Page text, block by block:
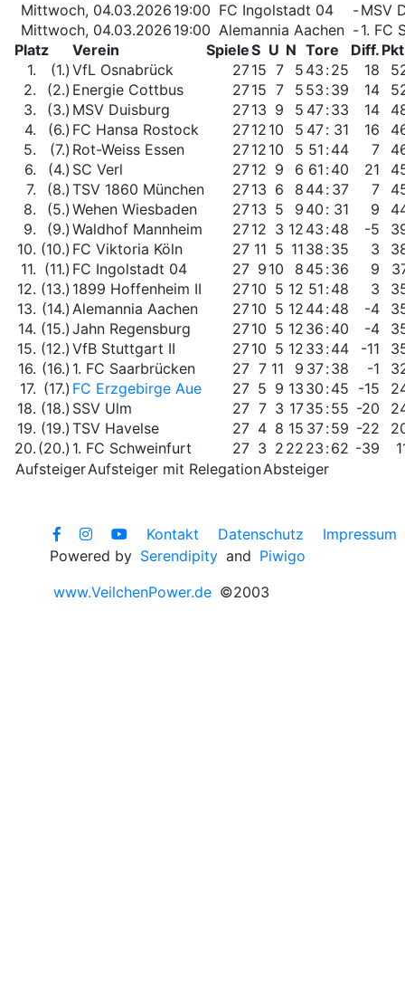
Mittwoch, 04.03.2026 19:00 FC Ingolstadt 04 -MSV
Mittwoch, 04.03.2026 19:00 Alemannia Aachen -1. FC
Platz
Verein SpieleS U N Tore Diff.
1.
(1.) VfL Osnabrück 2715 7 5 43 :25 18
2.
(2.) Energie Cottbus 2715 7 5 53 :39 14
3.
(3.) MSV Duisburg 2713 9 5 47:33 14
4.
(6.) FC Hansa Rostock 2712 10 5 47: 31 16
5.
(7.) Rot-Weiss Essen 2712 10 5 51 :44 7
6.
(4.) SC Verl 2712 9 6 61 :40 21
7.
(8.) TSV 1860 München 2713 6 8 44: 37 7
8.
(5.) Wehen Wiesbaden 2713 5 9 40 : 31 9
9.
(9.) Waldhof Mannheim 2712 3 12 43 :48 -5
10. (10.) FC Viktoria Köln 27 11 5 11 38 :35 3
11. (11.) FC Ingolstadt 04 27 9 10 8 45 :36 9
12. (13.) 1899 Hoffenheim II 2710 5 12 51 :48 3
13. (14.) Alemannia Aachen 2710 5 12 44:48 -4
14. (15.) Jahn Regensburg 2710 5 12 36 :40 -4
15. (12.) VfB Stuttgart II 2710 5 12 33 :44 -11
16. (16.) 1. FC Saarbrücken 27 7 11 9 37:38 -1
17. (17.) FC Erzgebirge Aue 27 5 9 13 30 :45 -15
18. (18.) SSV Ulm 27 7 3 1735 :55 -20
19. (19.) TSV Havelse 27 4 8 15 37:59 -22
20. (20.) 1. FC Schweinfurt 27 3 2 22 23 :62 -39
AufsteigerAufsteiger mit RelegationAbsteiger
Kontakt Datenschutz
Impressum
Powered by Serendipity and Piwigo
www.VeilchenPower.de ©2003